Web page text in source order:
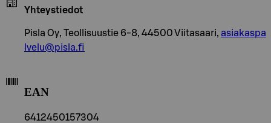
Yhteystiedot
Pisla Oy, Teollisuustie 6-8, 44500 Viitasaari, asiakaspa
lvelu@pisla.fi
EAN
6412450157304